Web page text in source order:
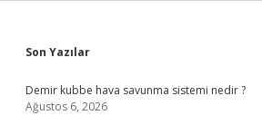
Sidebar
Son Yazılar
Demir kubbe hava savunma sistemi nedir ?
Ağustos 6, 2026